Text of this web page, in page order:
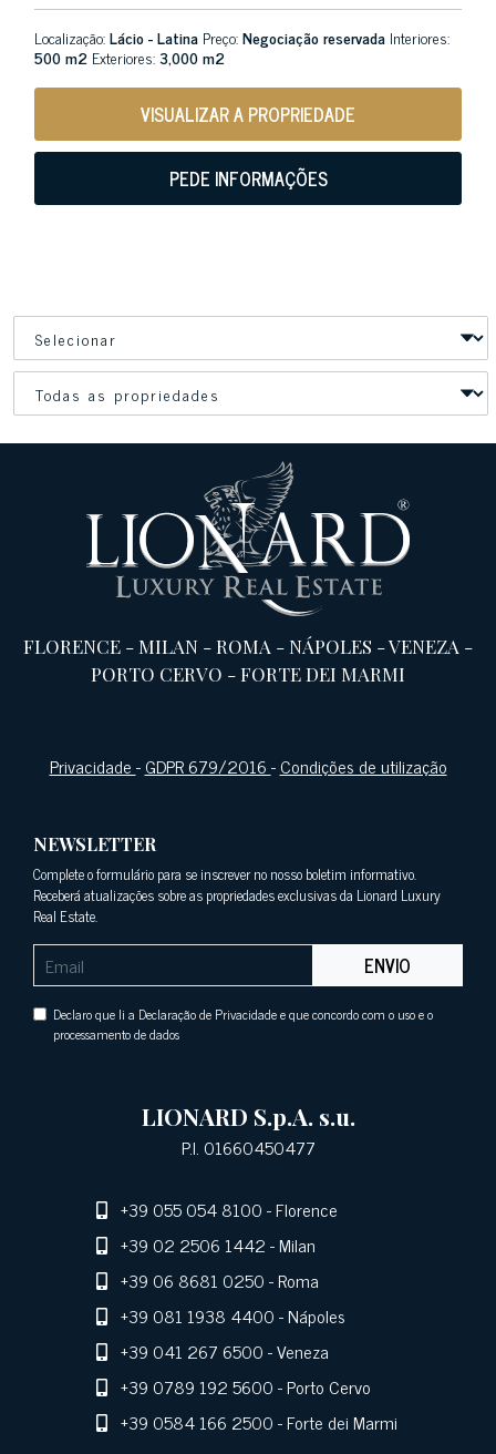
Localização:Lácio - Latina Preço:Negociação reservada Interiores:
500 m2 Exteriores:3,000 m2
VISUALIZAR A PROPRIEDADE
PEDE INFORMAÇÕES
FLORENCE -MILAN -ROMA -NÁPOLES -VENEZA -
PORTO CERVO -FORTE DEI MARMI
Privacidade-GDPR 679/2016-Condições de utilização
NEWSLETTER
Complete o formulário para se inscrever no nosso boletim informativo.
Receberá atualizações sobre as propriedades exclusivas da Lionard Luxury
Real Estate.
ENVIO
Declaro que li a Declaração de Privacidade e que concordo com o uso e o
processamento de dados
LIONARD S.p.A. s.u.
P.I. 01660450477
+39 055 054 8100- Florence
+39 02 2506 1442- Milan
+39 06 8681 0250- Roma
+39 081 1938 4400- Nápoles
+39 041 267 6500- Veneza
+39 0789 192 5600- Porto Cervo
+39 0584 166 2500- Forte dei Marmi